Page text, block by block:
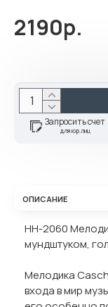
2190р.
Запросить счет
для юр.лиц
ОПИСАНИЕ
HH-2060
мундштуком,
Мелодика
входа в мир